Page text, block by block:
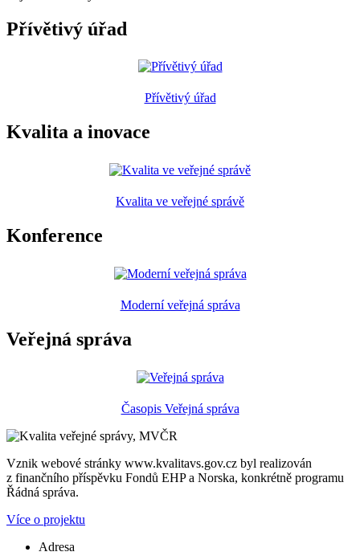
Přívětivý úřad
Přívětivý úřad
Kvalita a inovace
Kvalita ve veřejné správě
Konference
Moderní veřejná správa
Veřejná správa
Časopis Veřejná správa
Vznik webové stránky www.kvalitavs.gov.cz byl realizován
z finančního příspěvku Fondů EHP a Norska, konkrétně programu
Řádná správa.
Více o projektu
Adresa